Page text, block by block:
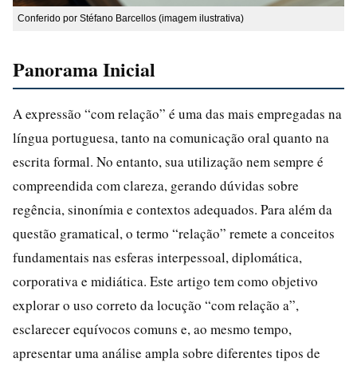
Conferido por Stéfano Barcellos (imagem ilustrativa)
Panorama Inicial
A expressão “com relação” é uma das mais empregadas na
língua portuguesa, tanto na comunicação oral quanto na
escrita formal. No entanto, sua utilização nem sempre é
compreendida com clareza, gerando dúvidas sobre
regência, sinonímia e contextos adequados. Para além da
questão gramatical, o termo “relação” remete a conceitos
fundamentais nas esferas interpessoal, diplomática,
corporativa e midiática. Este artigo tem como objetivo
explorar o uso correto da locução “com relação a”,
esclarecer equívocos comuns e, ao mesmo tempo,
apresentar uma análise ampla sobre diferentes tipos de